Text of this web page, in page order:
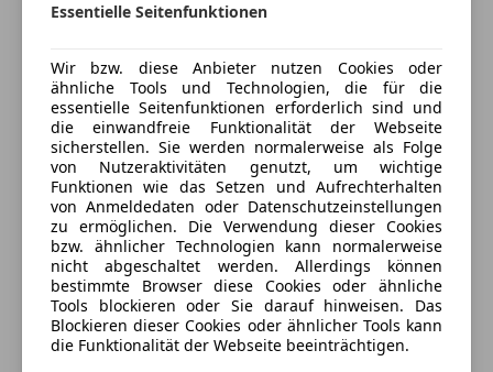
Freisprecheinrichtung
USB
Volldigitales Kombiinstrument
Sicherheit
ABS
Airbag hinten
Beifahrerairbag
ESP
Fahrerairbag
Isofix
Kopfairbag
LED-Scheinwerfer
Freischaden-Gutschein ab Stufe 0
Auto einfach online versichern & Rabatt holen
Jetzt berechnen
Verkäufer Händler
Porsche Saalfelden
Sternebewertung 5 von 5
5Sterne
(100% Weiterempfehlungen)
Essentielle Seitenfunktionen
Wir bzw. diese Anbieter nutzen Cookies oder
ähnliche Tools und Technologien, die für die
essentielle Seitenfunktionen erforderlich sind und
die einwandfreie Funktionalität der Webseite
sicherstellen. Sie werden normalerweise als Folge
von Nutzeraktivitäten genutzt, um wichtige
Funktionen wie das Setzen und Aufrechterhalten
von Anmeldedaten oder Datenschutzeinstellungen
zu ermöglichen. Die Verwendung dieser Cookies
bzw. ähnlicher Technologien kann normalerweise
nicht abgeschaltet werden. Allerdings können
bestimmte Browser diese Cookies oder ähnliche
Tools blockieren oder Sie darauf hinweisen. Das
Blockieren dieser Cookies oder ähnlicher Tools kann
die Funktionalität der Webseite beeinträchtigen.